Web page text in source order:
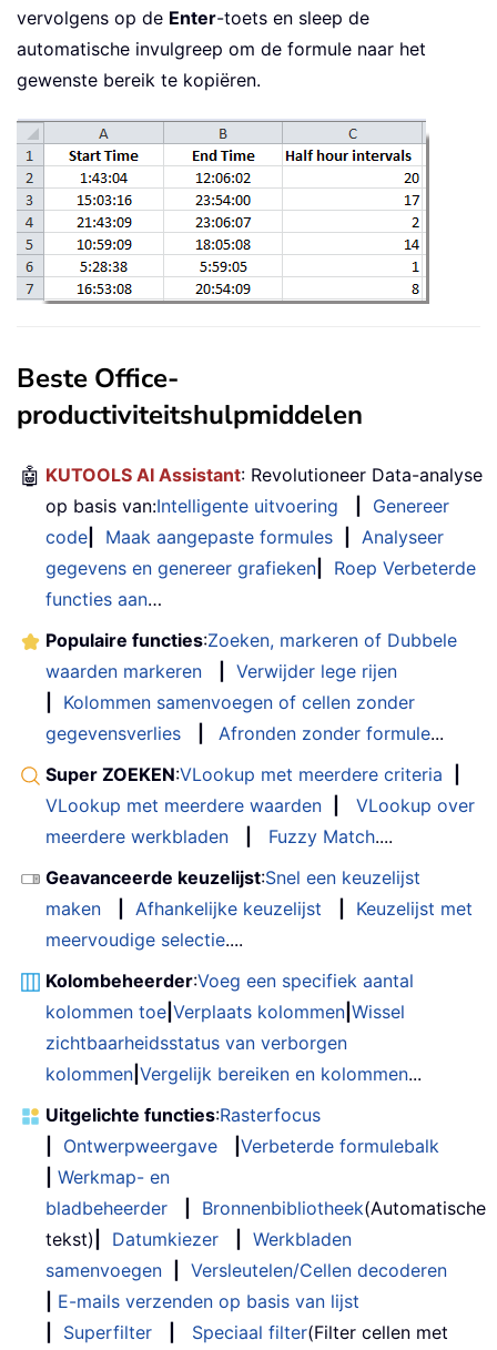
vervolgens op de Enter-toets en sleep de
automatische invulgreep om de formule naar het
gewenste bereik te kopiëren.
Beste Office-
productiviteitshulpmiddelen
🤖 KUTOOLS AI Assistant: Revolutioneer Data-analyse
op basis van:Intelligente uitvoering
Genereer
code
Maak aangepaste formules
Analyseer
gegevens en genereer grafieken
Roep Verbeterde
functies aan…
Populaire functies:Zoeken, markeren of Dubbele
waarden markeren
Verwijder lege rijen
Kolommen samenvoegen of cellen zonder
gegevensverlies
Afronden zonder formule...
Super ZOEKEN:VLookup met meerdere criteria
VLookup met meerdere waarden
VLookup over
meerdere werkbladen
Fuzzy Match....
Geavanceerde keuzelijst:Snel een keuzelijst
maken
Afhankelijke keuzelijst
Keuzelijst met
meervoudige selectie....
Kolombeheerder:Voeg een specifiek aantal
kolommen toe Verplaats kolommen Wissel
zichtbaarheidsstatus van verborgen
kolommen Vergelijk bereiken en kolommen...
Uitgelichte functies:Rasterfocus
Ontwerpweergave
Verbeterde formulebalk
Werkmap- en
bladbeheerder
Bronnenbibliotheek(Automatische
tekst)
Datumkiezer
Werkbladen
samenvoegen
Versleutelen/Cellen decoderen
E-mails verzenden op basis van lijst
Superfilter Speciaal filter(Filter cellen met